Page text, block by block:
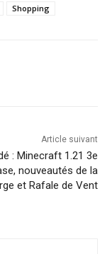
Shopping
Article suivant
: Minecraft 1.21 3e
nouveautés de la
et Rafale de Vent